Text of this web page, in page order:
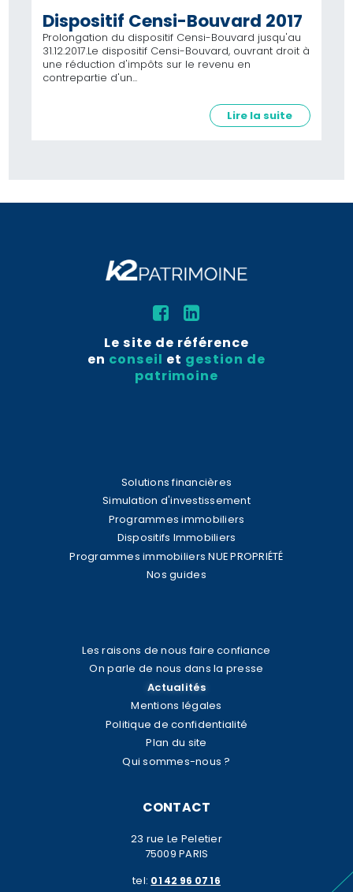
Dispositif Censi-Bouvard 2017
Prolongation du dispositif Censi-Bouvard jusqu'au
31.12.2017.Le dispositif Censi-Bouvard, ouvrant droit à
une réduction d'impôts sur le revenu en
contrepartie d'un...
Lire la suite
Le site de référence
en conseil et gestion de
patrimoine
Solutions financières
Simulation d'investissement
Programmes immobiliers
Dispositifs Immobiliers
Programmes immobiliers NUE PROPRIÉTÉ
Nos guides
Les raisons de nous faire confiance
On parle de nous dans la presse
Actualités
Mentions légales
Politique de confidentialité
Plan du site
Qui sommes-nous ?
CONTACT
23 rue Le Peletier
75009 PARIS
tel: 01 42 96 07 16